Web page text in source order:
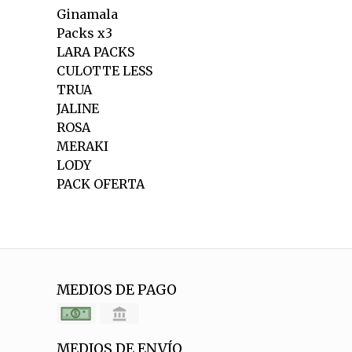
Ginamala
Packs x3
LARA PACKS
CULOTTE LESS
TRUA
JALINE
ROSA
MERAKI
LODY
PACK OFERTA
MEDIOS DE PAGO